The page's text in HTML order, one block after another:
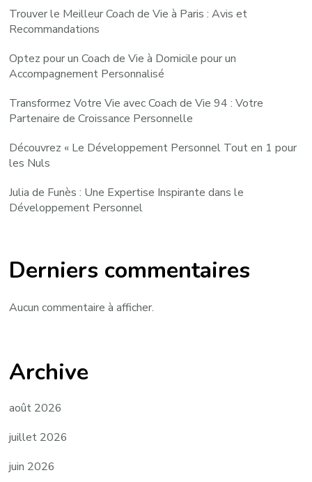
Trouver le Meilleur Coach de Vie à Paris : Avis et
Recommandations
Optez pour un Coach de Vie à Domicile pour un
Accompagnement Personnalisé
Transformez Votre Vie avec Coach de Vie 94 : Votre
Partenaire de Croissance Personnelle
Découvrez « Le Développement Personnel Tout en 1 pour
les Nuls
Julia de Funès : Une Expertise Inspirante dans le
Développement Personnel
Derniers commentaires
Aucun commentaire à afficher.
Archive
août 2026
juillet 2026
juin 2026